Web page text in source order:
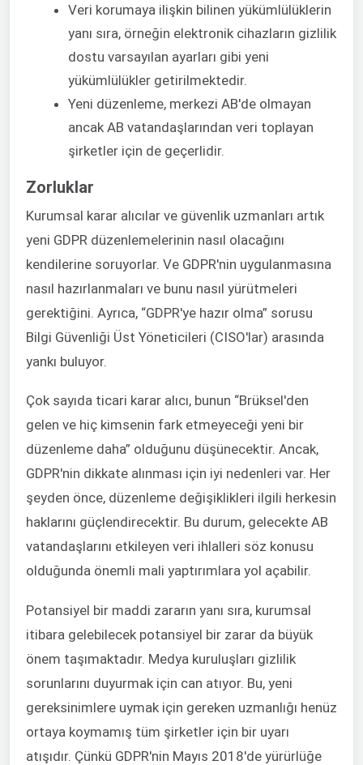
Veri korumaya ilişkin bilinen yükümlülüklerin
yanı sıra, örneğin elektronik cihazların gizlilik
dostu varsayılan ayarları gibi yeni
yükümlülükler getirilmektedir.
Yeni düzenleme, merkezi AB'de olmayan
ancak AB vatandaşlarından veri toplayan
şirketler için de geçerlidir.
Zorluklar
Kurumsal karar alıcılar ve güvenlik uzmanları artık
yeni GDPR düzenlemelerinin nasıl olacağını
kendilerine soruyorlar. Ve GDPR'nin uygulanmasına
nasıl hazırlanmaları ve bunu nasıl yürütmeleri
gerektiğini. Ayrıca, “GDPR'ye hazır olma” sorusu
Bilgi Güvenliği Üst Yöneticileri (CISO'lar) arasında
yankı buluyor.
Çok sayıda ticari karar alıcı, bunun “Brüksel'den
gelen ve hiç kimsenin fark etmeyeceği yeni bir
düzenleme daha” olduğunu düşünecektir. Ancak,
GDPR'nin dikkate alınması için iyi nedenleri var. Her
şeyden önce, düzenleme değişiklikleri ilgili herkesin
haklarını güçlendirecektir. Bu durum, gelecekte AB
vatandaşlarını etkileyen veri ihlalleri söz konusu
olduğunda önemli mali yaptırımlara yol açabilir.
Potansiyel bir maddi zararın yanı sıra, kurumsal
itibara gelebilecek potansiyel bir zarar da büyük
önem taşımaktadır. Medya kuruluşları gizlilik
sorunlarını duyurmak için can atıyor. Bu, yeni
gereksinimlere uymak için gereken uzmanlığı henüz
ortaya koymamış tüm şirketler için bir uyarı
atışıdır. Çünkü GDPR'nin Mayıs 2018'de yürürlüğe